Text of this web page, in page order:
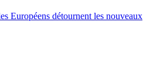
Européens détournent les nouveaux